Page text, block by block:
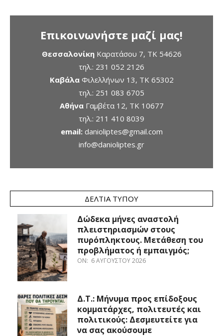
Επικοινωνήστε μαζί μας!
ΘεσσαλονίκηΚαρατάσου 7, TK 54626
τηλ.: 231 052 2126
ΚαβάλαΦιλελλήνων 13, ΤΚ 65302
τηλ.: 251 083 6705
ΑθήναΓαμβέτα 12, ΤΚ 10677
τηλ.: 211 410 8039
email: danioliptes@gmail.com
info@danioliptes.gr
ΔΕΛΤΊΑ ΤΎΠΟΥ
Δώδεκα μήνες αναστολή
πλειστηριασμών στους
πυρόπληκτους. Μετάθεση του
προβλήματος ή εμπαιγμός;
ON: 6 ΑΥΓΟΎΣΤΟΥ 2026
Δ.Τ.: Μήνυμα προς επίδοξους
κομματάρχες, πολιτευτές και
πολιτικούς: Δεσμευτείτε για
να σας ακούσουμε